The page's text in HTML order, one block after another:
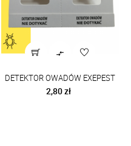

DETEKTOR OWADÓW EXEPEST
Cena
2,80 zł